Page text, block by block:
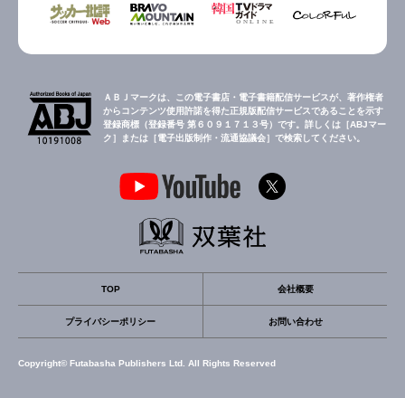
ＡＢＪマークは、この電子書店・電子書籍配信サービスが、著作権者
からコンテンツ使用許諾を得た正規版配信サービスであることを示す
登録商標（登録番号 第６０９１７１３号）です。詳しくは［ABJマー
ク］または［電子出版制作・流通協議会］で検索してください。
TOP 会社概要
プライバシーポリシー お問い合わせ
Copyright© Futabasha Publishers Ltd. All Rights Reserved